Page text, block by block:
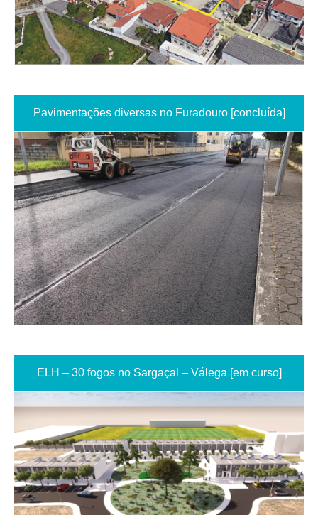
Pavimentações diversas no Furadouro [concluída]
ELH – 30 fogos no Sargaçal – Válega [em curso]